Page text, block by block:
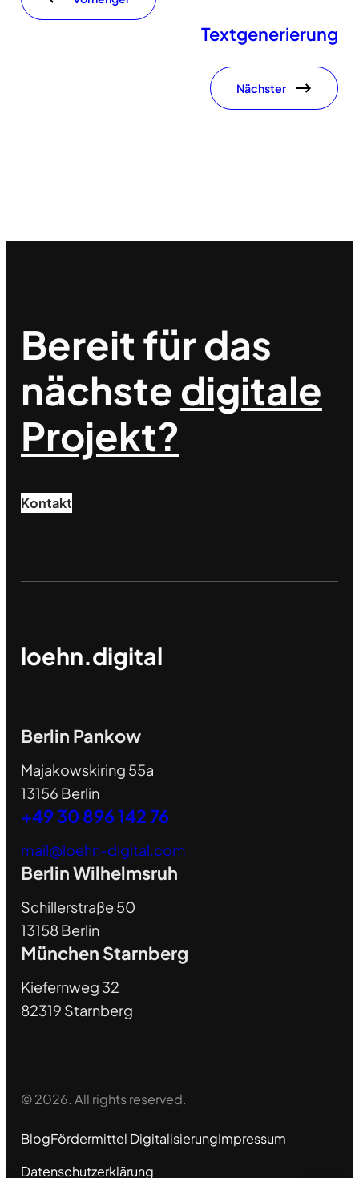
Textgenerierung
Nächster
Bereit für das
nächstedigitale
Projekt?
Kontakt
loehn.digital
Berlin Pankow
Majakowskiring 55a
13156 Berlin
+49 30 896 142 76
mail@loehn-digital.com
Berlin Wilhelmsruh
Schillerstraße 50
13158 Berlin
München Starnberg
Kiefernweg 32
82319 Starnberg
© 2026. All rights reserved.
BlogFördermittel DigitalisierungImpressum
Datenschutzerklärung